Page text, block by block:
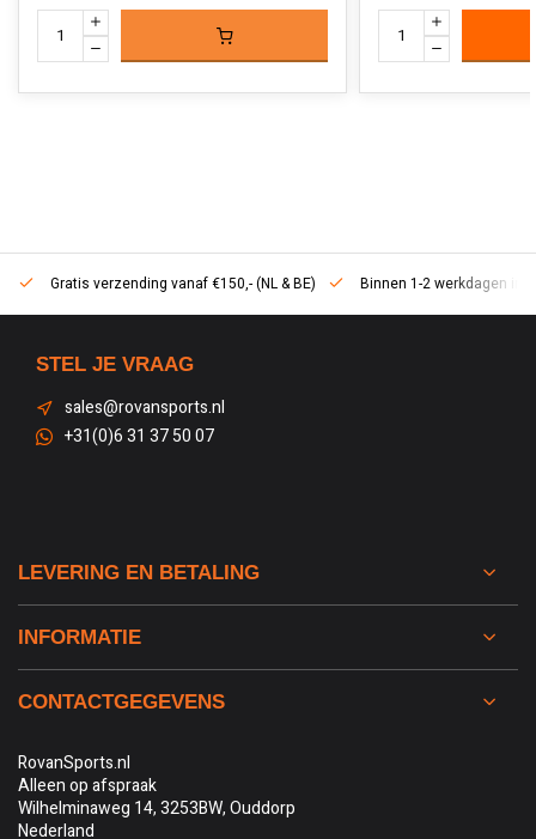
Gratis verzending vanaf €150,- (NL & BE) Binnen 1-2 werkdagen in
STEL JE VRAAG
sales@rovansports.nl
+31(0)6 31 37 50 07
LEVERING EN BETALING
INFORMATIE
CONTACTGEGEVENS
RovanSports.nl
Alleen op afspraak
Wilhelminaweg 14, 3253BW, Ouddorp
Nederland